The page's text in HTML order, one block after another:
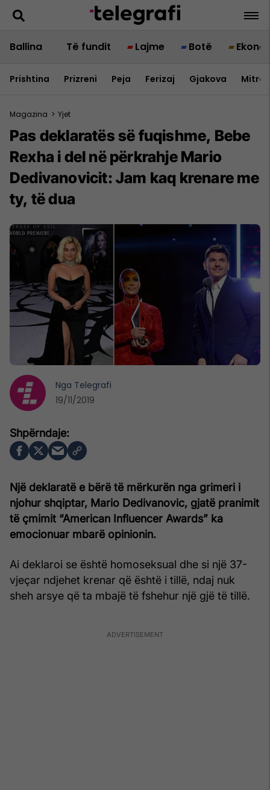
Ballina Të fundit Lajme Botë
Prishtina Prizreni Peja Ferizaj Gjakova
Magazina > Yjet
Pas deklaratës së fuqishme, Bebe
Rexha i del në përkrahje Mario
Dedivanovicit: Jam kaq krenare me
ty, të dua
Një deklaratë e bërë të mërkurën nga grimeri i
njohur shqiptar, Mario Dedivanovic, gjatë pranimit
të çmimit “American Influencer Awards” ka
emocionuar mbarë opinionin.
Ai deklaroi se është homoseksual dhe si një 37-
vjeçar ndjehet krenar që është i tillë, ndaj nuk
sheh arsye që ta mbajë të fshehur një gjë të tillë.
Nga Telegrafi
19/11/2019